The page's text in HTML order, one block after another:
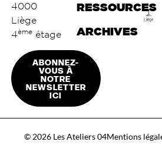
4000
Liège
4èmeétage
ABONNEZ-
VOUS À
NOTRE
NEWSLETTER
ICI
RESSOURCES
ARCHIVES
© 2026 Les Ateliers 04Mentions